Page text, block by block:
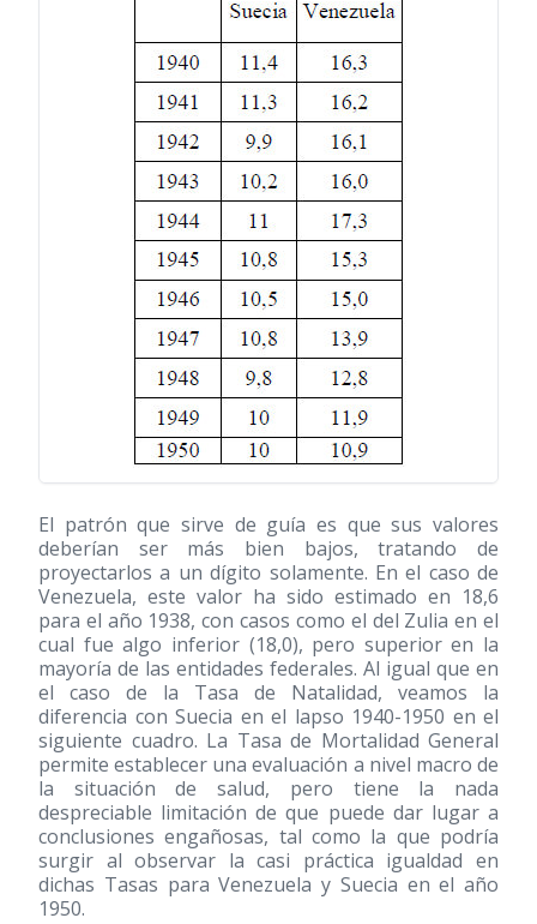
El patrón que sirve de guía es que sus valores
deberían ser más bien bajos, tratando de
proyectarlos a un dígito solamente. En el caso de
Venezuela, este valor ha sido estimado en 18,6
para el año 1938, con casos como el del Zulia en el
cual fue algo inferior (18,0), pero superior en la
mayoría de las entidades federales. Al igual que en
el caso de la Tasa de Natalidad, veamos la
diferencia con Suecia en el lapso 1940-1950 en el
siguiente cuadro. La Tasa de Mortalidad General
permite establecer una evaluación a nivel macro de
la situación de salud, pero tiene la nada
despreciable limitación de que puede dar lugar a
conclusiones engañosas, tal como la que podría
surgir al observar la casi práctica igualdad en
dichas Tasas para Venezuela y Suecia en el año
1950.